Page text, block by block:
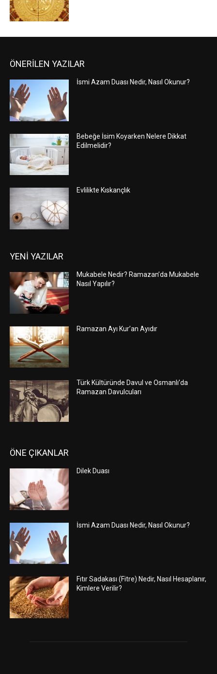
ÖNERİLEN YAZILAR
İsmi Azam Duası Nedir, Nasıl Okunur?
Bebeğe İsim Koyarken Nelere Dikkat
Edilmelidir?
Evlilikte Kıskançlık
YENİ YAZILAR
Mukabele Nedir? Ramazan’da Mukabele
Nasıl Yapılır?
Ramazan Ayı Kur’an Ayıdır
Türk Kültüründe Davul ve Osmanlı’da
Ramazan Davulcuları
ÖNE ÇIKANLAR
Dilek Duası
İsmi Azam Duası Nedir, Nasıl Okunur?
Fıtır Sadakası (Fitre) Nedir, Nasıl Hesaplanır,
Kimlere Verilir?